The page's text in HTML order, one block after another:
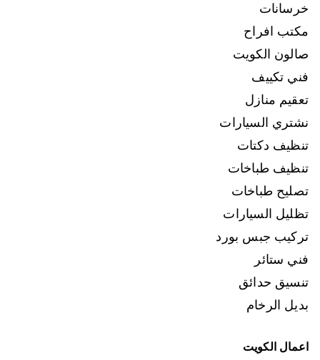
خرسانات
مكتب افراح
صالون الكويت
فني تكييف
تعقيم منازل
نشتري السيارات
تنظيف دكتات
تنظيف طباخات
تصليح طباخات
تظليل السيارات
تركيب جبس بورد
فني ستائر
تنسيق حدائق
بديل الرخام
اعمال الكويت